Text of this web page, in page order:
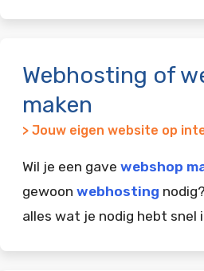
Webhosting of
maken
> Jouw eigen website op
Wil je een gave webshop
gewoon webhosting
alles wat je nodig hebt snel